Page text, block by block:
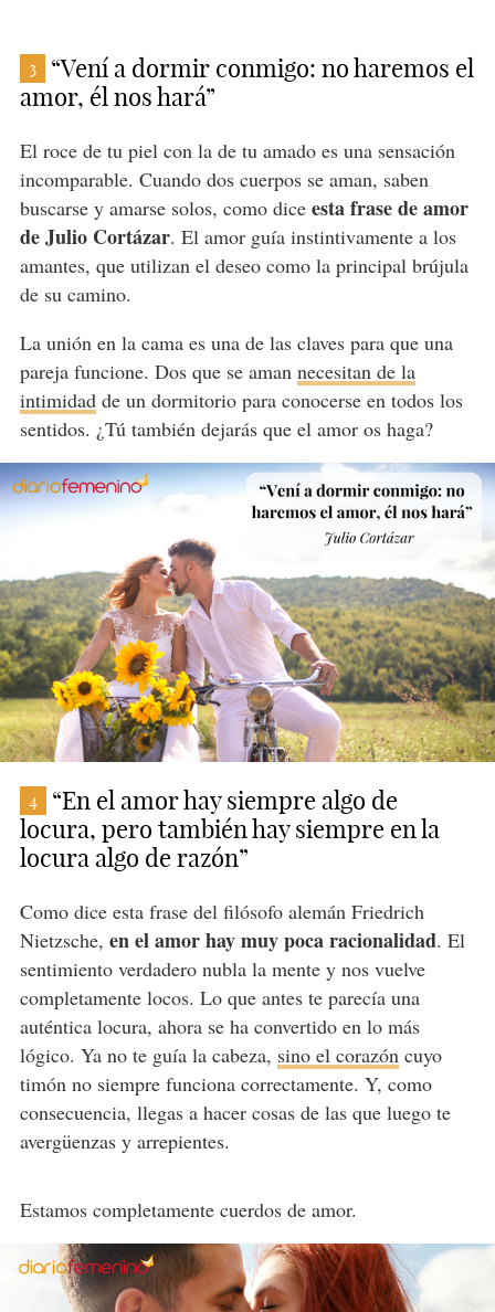
3
“Vení a dormir conmigo: no haremos el
amor, él nos hará”
El roce de tu piel con la de tu amado es una sensación
incomparable. Cuando dos cuerpos se aman, saben
buscarse y amarse solos, como diceesta frase de amor
de Julio Cortázar. El amor guía instintivamente a los
amantes, que utilizan el deseo como la principal brújula
de su camino.
La unión en la cama es una de las claves para que una
pareja funcione. Dos que se aman necesitan de la
intimidadde un dormitorio para conocerse en todos los
sentidos. ¿Tú también dejarás que el amor os haga?
4
“En el amor hay siempre algo de
locura, pero también hay siempre en la
locura algo de razón”
Como dice esta frase del filósofo alemán Friedrich
Nietzsche, en el amor hay muy poca racionalidad. El
sentimiento verdadero nubla la mente y nos vuelve
completamente locos. Lo que antes te parecía una
auténtica locura, ahora se ha convertido en lo más
lógico. Ya no te guía la cabeza, sino el corazóncuyo
timón no siempre funciona correctamente. Y, como
consecuencia, llegas a hacer cosas de las que luego te
avergüenzas y arrepientes.
Estamos completamente cuerdos de amor.